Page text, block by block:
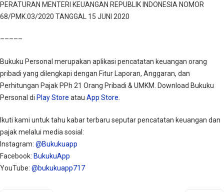
PERATURAN MENTERI KEUANGAN REPUBLIK INDONESIA NOMOR
68/PMK.03/2020 TANGGAL 15 JUNI 2020
–––––
Bukuku Personal merupakan aplikasi pencatatan keuangan orang
pribadi yang dilengkapi dengan Fitur Laporan, Anggaran, dan
Perhitungan Pajak PPh 21 Orang Pribadi & UMKM. Download Bukuku
Personal di Play Store atau App Store
Ikuti kami untuk tahu kabar terbaru seputar pencatatan keuangan dan
pajak melalui media sosial:
Instagram: @Bukukuapp
Facebook: BukukuApp
YouTube: @bukukuapp717